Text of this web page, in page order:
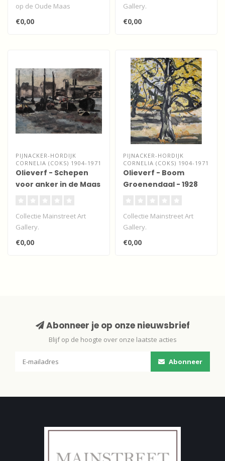
op de Oude Maas
€0,00
Gallery.
Expressionistisch
olieverfwerk gesigneerd.
€0,00
PIJNACKER-HORDIJK
CORNELIA (COKS) 1904-1971
Olieverf - Schepen
voor anker in de Maas
Collectie Mainstreet Art
Gallery.
Expressionistisch
olieverfwerk gesigneerd.
€0,00
PIJNACKER-HORDIJK
CORNELIA (COKS) 1904-1971
Olieverf - Boom
Groenendaal - 1928
Collectie Mainstreet Art
Gallery.
Expressionistisch
olieverfwerk gesigneerd.
€0,00
Abonneer je op onze nieuwsbrief
Blijf op de hoogte over onze laatste acties
Abonneer